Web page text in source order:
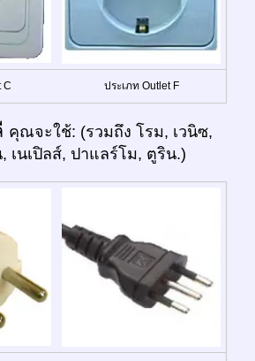
C ประเภท Outlet F
คุณจะใช้: (รวมถึง โรม, เวนิซ,
เนเปิลส์, ปาแลร์โม, ตูริน.)